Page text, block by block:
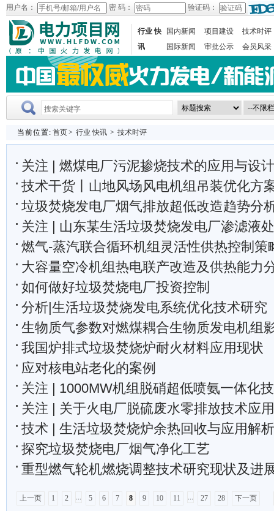
用户名： 密 码： 验证码：
行业 快
讯
国内新闻 项目建设
技术时评
国际新闻
审批公示 会员风采
当前位置: 首页> 行业 快讯 > 技术时评
关注 | 燃煤电厂污泥掺烧技术的应用与设
技术干货丨山地风场风电机组吊装优化方
垃圾焚烧发电厂烟气排放超低改造趋势分
关注 | 山东某生活垃圾焚烧发电厂渗滤液处理工
燃气-蒸汽联合循环机组灵活性供热控制策
大容量空冷机组热电联产改造及供热能力
如何做好垃圾焚烧电厂投资控制
分析|生活垃圾焚烧发电系统优化技术研究
生物质气参数对燃煤耦合生物质发电机组
我国炉排式垃圾焚烧炉耐火材料应用现状
应对核电站老化的案例
关注 | 1000MW机组脱硝超低喷氨一体化
关注 | 关于火电厂脱硫废水零排放技术应用
技术 | 生活垃圾焚烧炉余热回收与应用解析
探究垃圾焚烧电厂烟气净化工艺
重型燃气轮机燃烧调整技术研究现状及进
上一页 1 2 ... 5 6 7 8 9 10 11 ... 27 28 下一页